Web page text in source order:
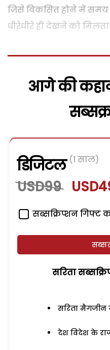
जिसे विकसित होने में समय
धीरेधीरे ही देखने को मिलता
आगे की
डिजिटल (1 साल)
USD99
सब्सक्रिप्शन गिफ्ट
सरिता
सरिता मैगजीन
देश विदेश के